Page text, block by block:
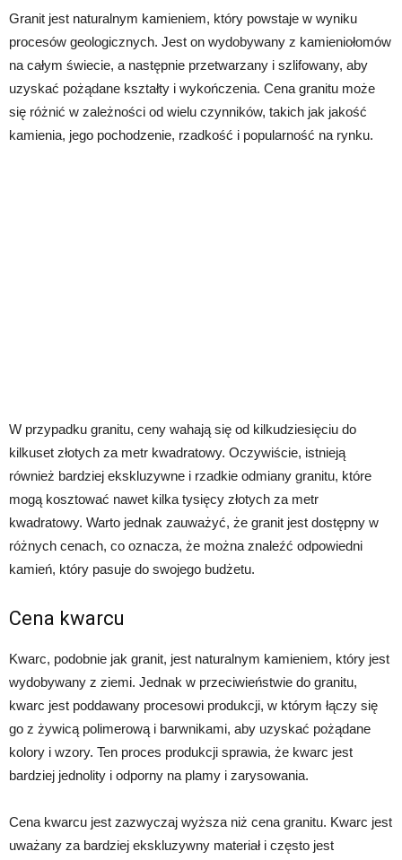
Granit jest naturalnym kamieniem, który powstaje w wyniku
procesów geologicznych. Jest on wydobywany z kamieniołomów
na całym świecie, a następnie przetwarzany i szlifowany, aby
uzyskać pożądane kształty i wykończenia. Cena granitu może
się różnić w zależności od wielu czynników, takich jak jakość
kamienia, jego pochodzenie, rzadkość i popularność na rynku.
W przypadku granitu, ceny wahają się od kilkudziesięciu do
kilkuset złotych za metr kwadratowy. Oczywiście, istnieją
również bardziej ekskluzywne i rzadkie odmiany granitu, które
mogą kosztować nawet kilka tysięcy złotych za metr
kwadratowy. Warto jednak zauważyć, że granit jest dostępny w
różnych cenach, co oznacza, że można znaleźć odpowiedni
kamień, który pasuje do swojego budżetu.
Cena kwarcu
Kwarc, podobnie jak granit, jest naturalnym kamieniem, który jest
wydobywany z ziemi. Jednak w przeciwieństwie do granitu,
kwarc jest poddawany procesowi produkcji, w którym łączy się
go z żywicą polimerową i barwnikami, aby uzyskać pożądane
kolory i wzory. Ten proces produkcji sprawia, że kwarc jest
bardziej jednolity i odporny na plamy i zarysowania.
Cena kwarcu jest zazwyczaj wyższa niż cena granitu. Kwarc jest
uważany za bardziej ekskluzywny materiał i często jest